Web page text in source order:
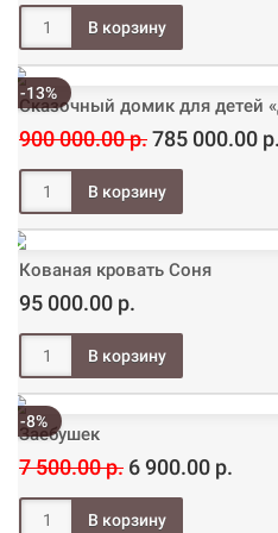
-13%
Сказочный домик для детей
900 000.00 р.785 000.00 р.
Кованая кровать Соня
95 000.00 р.
-8%
Заебушек
7 500.00 р. 6 900.00 р.